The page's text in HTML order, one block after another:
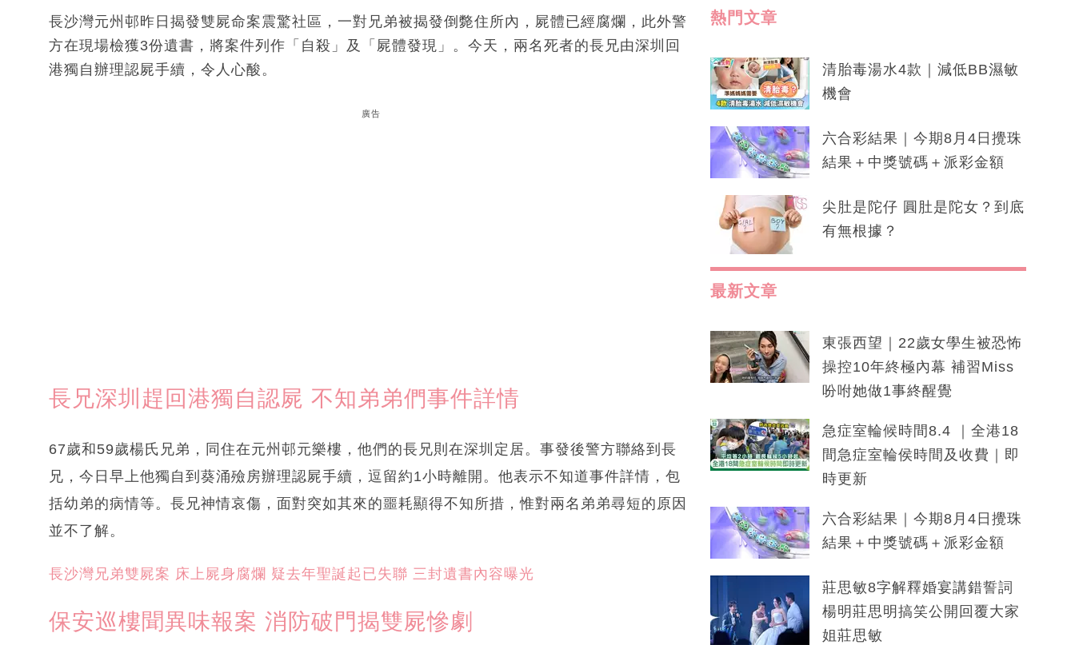
長沙灣元州邨昨日揭發雙屍命案震驚社區，一對兄弟被揭發倒斃住所內，屍體已經腐爛，此外警
方在現場檢獲3份遺書，將案件列作「自殺」及「屍體發現」。今天，兩名死者的長兄由深圳回
港獨自辦理認屍手續，令人心酸。
廣告
長兄深圳趕回港獨自認屍 不知弟弟們事件詳情
67歲和59歲楊氏兄弟，同住在元州邨元樂樓，他們的長兄則在深圳定居。事發後警方聯絡到長
兄，今日早上他獨自到葵涌殮房辦理認屍手續，逗留約1小時離開。他表示不知道事件詳情，包
括幼弟的病情等。長兄神情哀傷，面對突如其來的噩耗顯得不知所措，惟對兩名弟弟尋短的原因
並不了解。
長沙灣兄弟雙屍案 床上屍身腐爛 疑去年聖誕起已失聯 三封遺書內容曝光
保安巡樓聞異味報案 消防破門揭雙屍慘劇
熱門文章
清胎毒湯水4款｜減低BB濕敏
機會
六合彩結果｜今期8月4日攪珠
結果＋中獎號碼＋派彩金額
尖肚是陀仔 圓肚是陀女？到底
有無根據？
最新文章
東張西望｜22歲女學生被恐怖
操控10年終極內幕 補習Miss
吩咐她做1事終醒覺
急症室輪候時間8.4 ｜全港18
間急症室輪侯時間及收費｜即
時更新
六合彩結果｜今期8月4日攪珠
結果＋中獎號碼＋派彩金額
莊思敏8字解釋婚宴講錯誓詞
楊明莊思明搞笑公開回覆大家
姐莊思敏